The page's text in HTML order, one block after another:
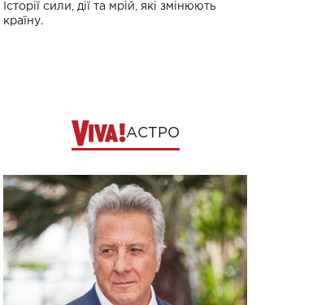
Історії сили, дії та мрій, які змінюють
країну.
АСТРО